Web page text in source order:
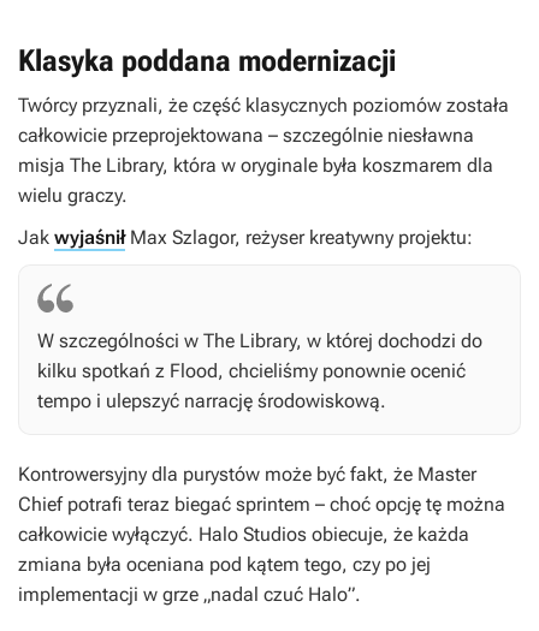
Klasyka poddana modernizacji
Twórcy przyznali, że część klasycznych poziomów została
całkowicie przeprojektowana – szczególnie niesławna
misja The Library, która w oryginale była koszmarem dla
wielu graczy.
Jak wyjaśniłMax Szlagor, reżyser kreatywny projektu:
W szczególności w The Library, w której dochodzi do
kilku spotkań z Flood, chcieliśmy ponownie ocenić
tempo i ulepszyć narrację środowiskową.
Kontrowersyjny dla purystów może być fakt, że Master
Chief potrafi teraz biegać sprintem – choć opcję tę można
całkowicie wyłączyć. Halo Studios obiecuje, że każda
zmiana była oceniana pod kątem tego, czy po jej
implementacji w grze „nadal czuć Halo”.